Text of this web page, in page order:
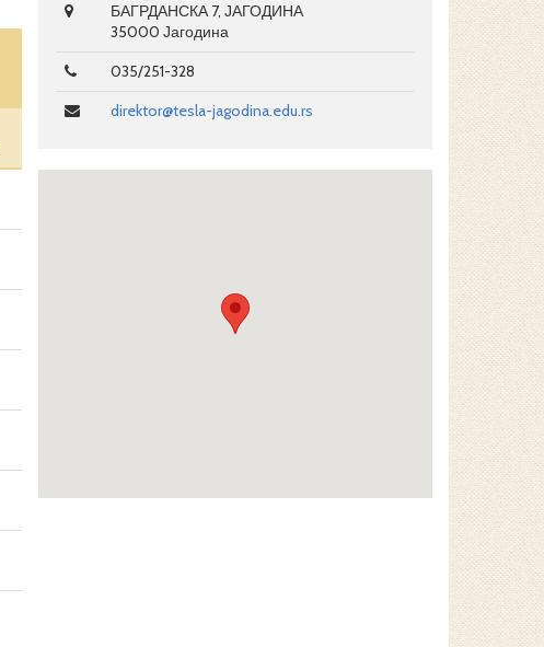
БАГРДАНСКА 7, ЈАГОДИНА
35000 Јагодина
035/251-328
direktor@tesla-jagodina.edu.rs